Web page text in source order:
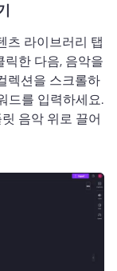
츠 라이브러리 탭
한 다음, 음악을
렉션을 스크롤하
음악 위로 끌어